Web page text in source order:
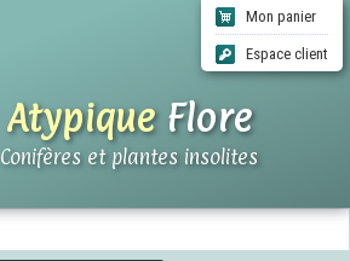
AtypiqueFlore
Conifères et plantes insolites
Mon panier
Espace client
ACCUEIL
CATALOGUE